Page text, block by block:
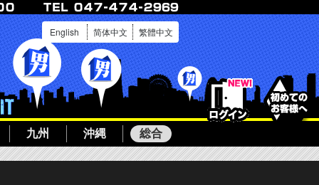
English 简体中文 繁體中文
九州 沖縄 総合
ボーイ募集
ログイン